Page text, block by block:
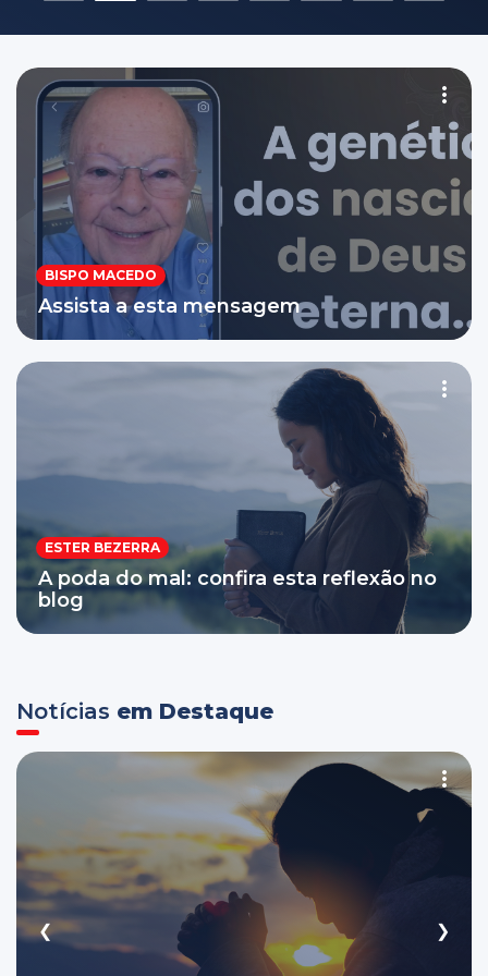
1 2 3 4 5 6 7 8
BISPO MACEDO
Assista a esta mensagem
ESTER BEZERRA
A poda do mal: confira esta reflexão no
blog
Notícias em Destaque
❮ ❯